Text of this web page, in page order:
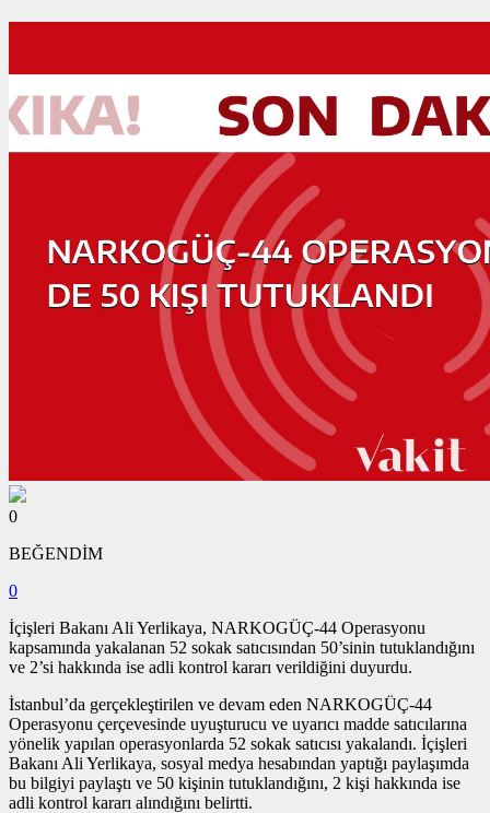
0
BEĞENDİM
0
İçişleri Bakanı Ali Yerlikaya, NARKOGÜÇ-44 Operasyonu
kapsamında yakalanan 52 sokak satıcısından 50’sinin tutuklandığını
ve 2’si hakkında ise adli kontrol kararı verildiğini duyurdu.
İstanbul’da gerçekleştirilen ve devam eden NARKOGÜÇ-44
Operasyonu çerçevesinde uyuşturucu ve uyarıcı madde satıcılarına
yönelik yapılan operasyonlarda 52 sokak satıcısı yakalandı. İçişleri
Bakanı Ali Yerlikaya, sosyal medya hesabından yaptığı paylaşımda
bu bilgiyi paylaştı ve 50 kişinin tutuklandığını, 2 kişi hakkında ise
adli kontrol kararı alındığını belirtti.